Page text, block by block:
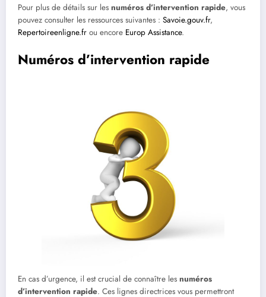
Pour plus de détails sur les numéros d’intervention rapide, vous
pouvez consulter les ressources suivantes : Savoie.gouv.fr,
Repertoireenligne.fr ou encore Europ Assistance.
Numéros d’intervention rapide
En cas d’urgence, il est crucial de connaître les numéros
d’intervention rapide. Ces lignes directrices vous permettront